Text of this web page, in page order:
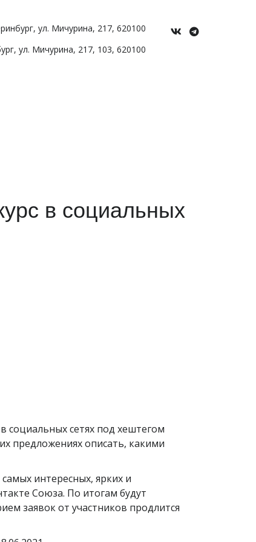
, ул. Мичурина, 217, 620100
, ул. Мичурина, 217, 103, 620100
в социальных
социальных сетях под хештегом
предложениях описать, какими
интересных, ярких и
Союза. По итогам будут
заявок от участников продлится